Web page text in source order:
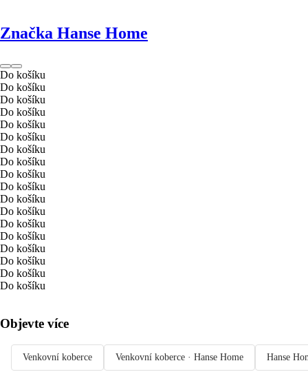
Značka Hanse Home
Do košíku
Do košíku
Do košíku
Do košíku
Do košíku
Do košíku
Do košíku
Do košíku
Do košíku
Do košíku
Do košíku
Do košíku
Do košíku
Do košíku
Do košíku
Do košíku
Do košíku
Do košíku
Objevte více
Venkovní koberce Venkovní koberce · Hanse Home Hanse